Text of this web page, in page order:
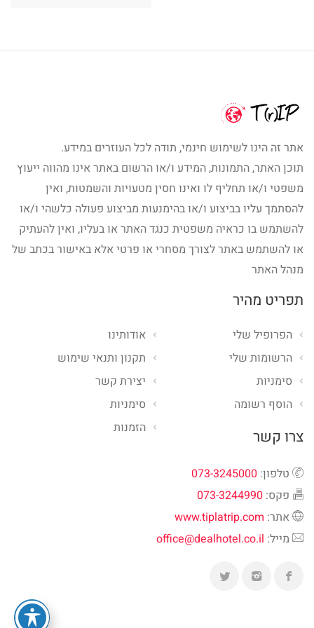
אתר זה הינו לשימוש חינמי, תודה לכל העוזרים במידע.
תוכן האתר, התמונות, המידע ו/או הרשום באתר אינו מהווה ייעוץ
משפטי ו/או תחליף לו ואינו חסין מטעויות והשמטות, ואין
להסתמך עליו בביצוע ו/או בהימנעות מביצוע פעולה כלשהי ו/או
להשתמש בו כראיה משפטית כנגד האתר או בעליו, ואין להעתיק
או להשתמש באתר לצורך מסחרי או פרטי אלא באישור בכתב של
מנהל האתר
תפריט מהיר
אודותינו
תקנון ותנאי שימוש
יצירת קשר
סימניות
הזמנות
הפרופיל שלי
הרשומות שלי
סימניות
הוסף רשומה
צרו קשר
טלפון: 073-3245000
פקס: 073-3244990
אתר: www.tiplatrip.com
מייל: office@dealhotel.co.il